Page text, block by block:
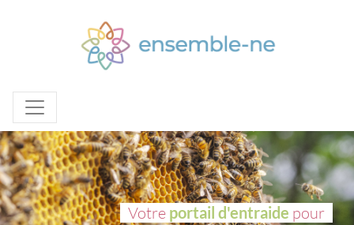
Votre portail d'entraide pour